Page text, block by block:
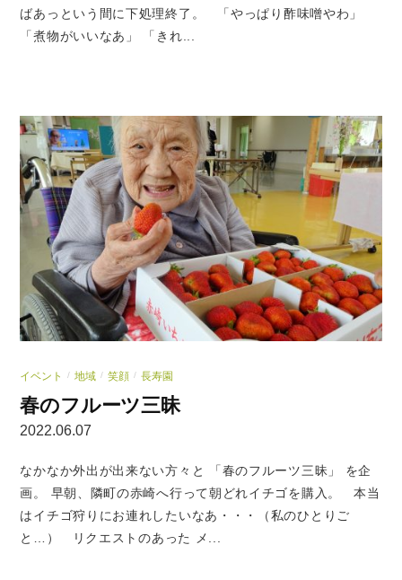
ばあっという間に下処理終了。 「やっぱり酢味噌やわ」
「煮物がいいなあ」 「きれ...
イベント / 地域 / 笑顔 / 長寿園
春のフルーツ三昧
2022.06.07
なかなか外出が出来ない方々と 「春のフルーツ三昧」 を企
画。 早朝、隣町の赤崎へ行って朝どれイチゴを購入。 本当
はイチゴ狩りにお連れしたいなあ・・・（私のひとりご
と…） リクエストのあった メ...